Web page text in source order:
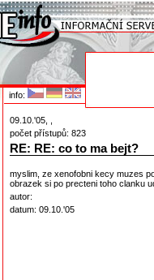
info:
09.10.'05, ,
počet přístupů: 823
RE: RE: co to ma bejt?
myslim, ze xenofobni kecy muzes
obrazek si po precteni toho clanku
autor:
datum: 09.10.'05